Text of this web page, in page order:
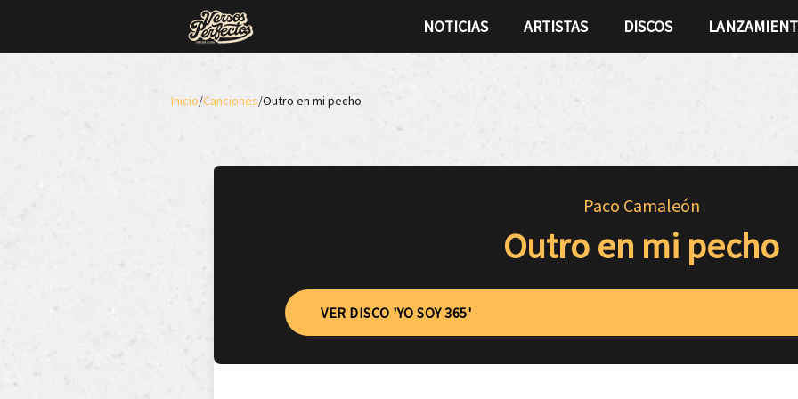
NOTICIAS ARTISTAS DISCOS
Inicio/Canciones/Outro en mi pecho
Paco Camaleón
Outro en mi pecho
VER DISCO 'YO SOY 365'